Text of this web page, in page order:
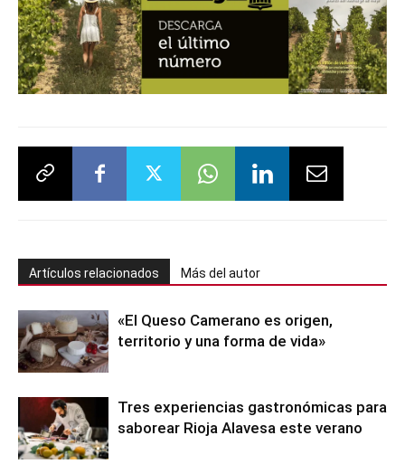
Artículos relacionados Más del autor
«El Queso Camerano es origen,
territorio y una forma de vida»
Tres experiencias gastronómicas para
saborear Rioja Alavesa este verano